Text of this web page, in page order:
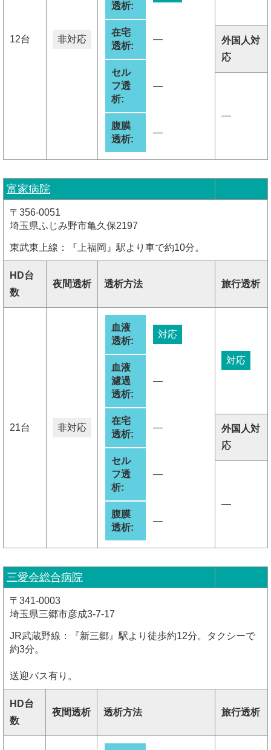
12台 非対応
透析:
在宅
透析:
―
セル
フ透
析:
―
腹膜
透析:
―
外国人対
応
―
富家病院
〒356-0051
埼玉県ふじみ野市亀久保2197
東武東上線：『上福岡』駅より車で約10分。
HD台
数
夜間透析 透析方法 旅行透析
21台 非対応
血液
透析:
対応
血液
濾過
透析:
―
在宅
透析:
―
セル
フ透
析:
―
腹膜
透析:
―
対応
外国人対
応
―
三愛会総合病院
〒341-0003
埼玉県三郷市彦成3-7-17
JR武蔵野線：『新三郷』駅より徒歩約12分。タクシーで
約3分。
送迎バス有り。
HD台
数
夜間透析 透析方法 旅行透析